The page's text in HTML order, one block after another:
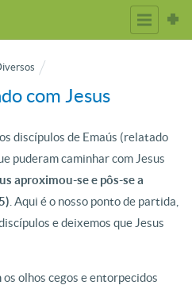
com Jesus
discípulos de Emaús (relatado
puderam caminhar com Jesus
aproximou-se e pôs-se a
. Aqui é o nosso ponto de partida,
e deixemos que Jesus
olhos cegos e entorpecidos